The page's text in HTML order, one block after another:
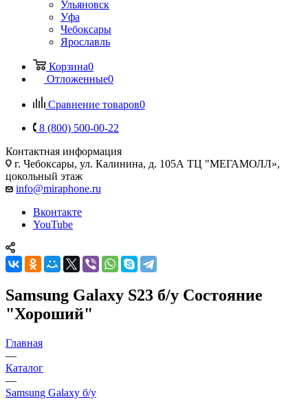
Ульяновск
Уфа
Чебоксары
Ярославль
Корзина0
Отложенные0
Сравнение товаров0
8 (800) 500-00-22
Контактная информация
г. Чебоксары, ул. Калинина, д. 105А ТЦ "МЕГАМОЛЛ»,
цокольный этаж
info@miraphone.ru
Вконтакте
YouTube
Samsung Galaxy S23 б/у Состояние
"Хороший"
Главная
—
Каталог
—
Samsung Galaxy б/у